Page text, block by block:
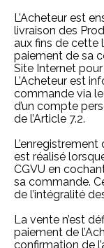
L’Acheteur est
livraison des
aux fins de cette
paiement de sa
Site Internet
L’Acheteur est
commande via
d’un compte
de l’Article 7.2.
est réalisé
CGVU en
sa commande.
de l’intégralité
La vente n’est
paiement de
confirmation de